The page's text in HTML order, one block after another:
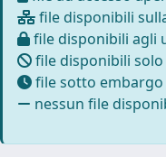
file disponibili
file disponibili agli
file disponibili
file sotto embargo
nessun file